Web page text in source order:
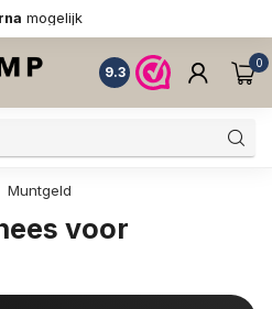
mogelijk
9.3
0
Muntgeld
voor